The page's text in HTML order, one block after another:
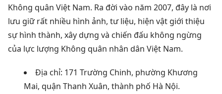
Không quân Việt Nam. Ra đời vào năm 2007, đây là nơi
lưu giữ rất nhiều hình ảnh, tư liệu, hiện vật giới thiệu
sự hình thành, xây dựng và chiến đấu không ngừng
của lực lượng Không quân nhân dân Việt Nam.
Địa chỉ: 171 Trường Chinh, phường Khương
Mai, quận Thanh Xuân, thành phố Hà Nội.